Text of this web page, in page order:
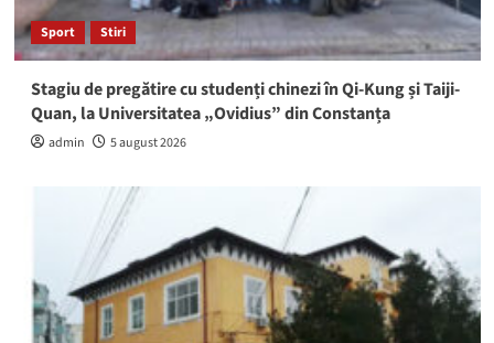
Sport Stiri
Stagiu de pregătire cu studenți chinezi în Qi-Kung și Taiji-
Quan, la Universitatea „Ovidius” din Constanța
admin 5 august 2026